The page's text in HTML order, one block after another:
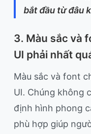
bắt đầu từ đâu
3. Màu sắc và
UI phải nhất
Màu sắc và font
UI. Chúng không
định hình phong
phù hợp giúp